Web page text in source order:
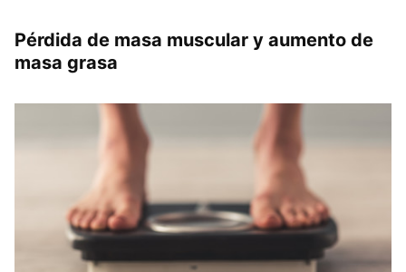
Pérdida de masa muscular y aumento de
masa grasa